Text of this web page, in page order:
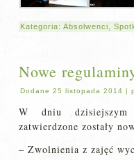
Kategoria:Absolwenci ,
Nowe
Dodane 25 listopada 2014 |
W dniu dzisiejszym
zatwierdzone zostały
– Zwolnienia z zajęć